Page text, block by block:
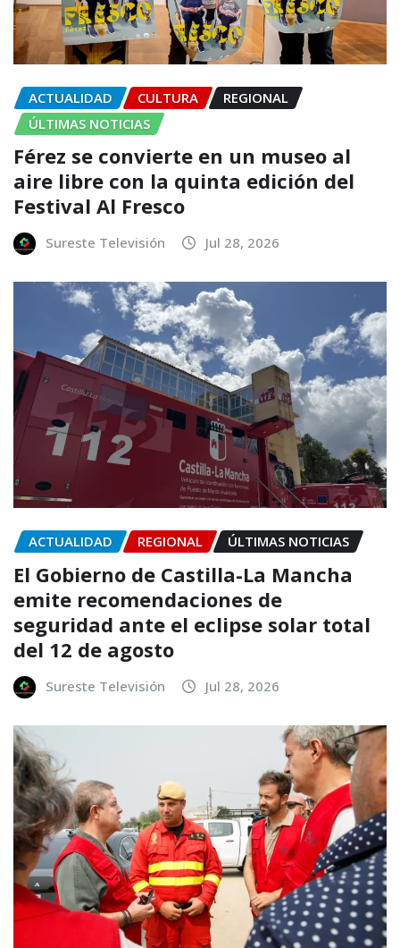
ACTUALIDAD CULTURA
REGIONAL
ÚLTIMAS NOTICIAS
Férez se convierte en un museo al
aire libre con la quinta edición del
Festival Al Fresco
Sureste Televisión Jul 28, 2026
ACTUALIDAD REGIONAL ÚLTIMAS NOTICIAS
El Gobierno de Castilla-La Mancha
emite recomendaciones de
seguridad ante el eclipse solar total
del 12 de agosto
Sureste Televisión Jul 28, 2026